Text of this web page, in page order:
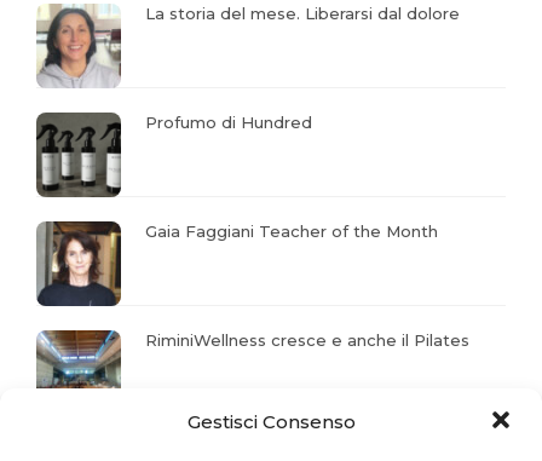
Gestisci Consenso
La storia del mese. Liberarsi dal dolore
Profumo di Hundred
Gaia Faggiani Teacher of the Month
RiminiWellness cresce e anche il Pilates